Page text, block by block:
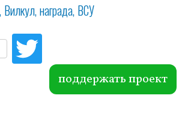
Вилкул награда ВСУ
itte
r поддержать проект